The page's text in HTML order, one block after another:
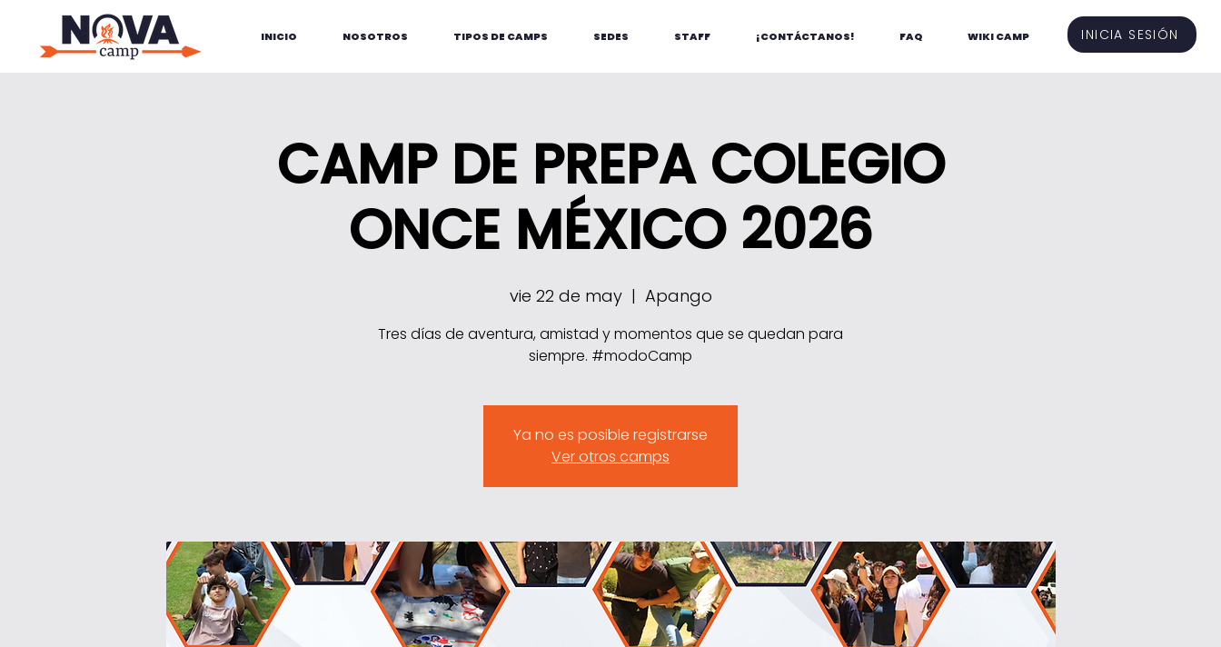
INICIO NOSOTROS TIPOS DE CAMPS SEDES STAFF ¡CONTÁCTANOS! FAQ WIKI CAMP INICIA SESIÓN
CAMP DE PREPA COLEGIO
ONCE MÉXICO 2026
vie 22 de may
  |
Apango
Tres días de aventura, amistad y momentos que se quedan para
Ya no es posible registrarse
Ver otros camps